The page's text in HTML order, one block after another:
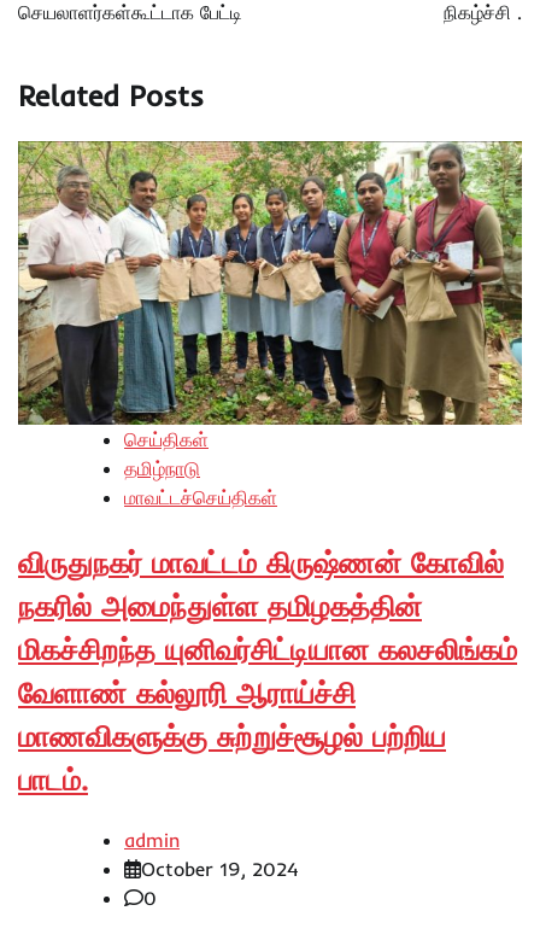
செயலாளர்கள்கூட்டாக பேட்டி நிகழ்ச்சி .
Related Posts
செய்திகள்
தமிழ்நாடு
மாவட்டச்செய்திகள்
விருதுநகர் மாவட்டம் கிருஷ்ணன் கோவில்
நகரில் அமைந்துள்ள தமிழகத்தின்
மிகச்சிறந்த யுனிவர்சிட்டியான கலசலிங்கம்
வேளாண் கல்லூரி ஆராய்ச்சி
மாணவிகளுக்கு சுற்றுச்சூழல் பற்றிய
பாடம்.
admin
October 19, 2024
0